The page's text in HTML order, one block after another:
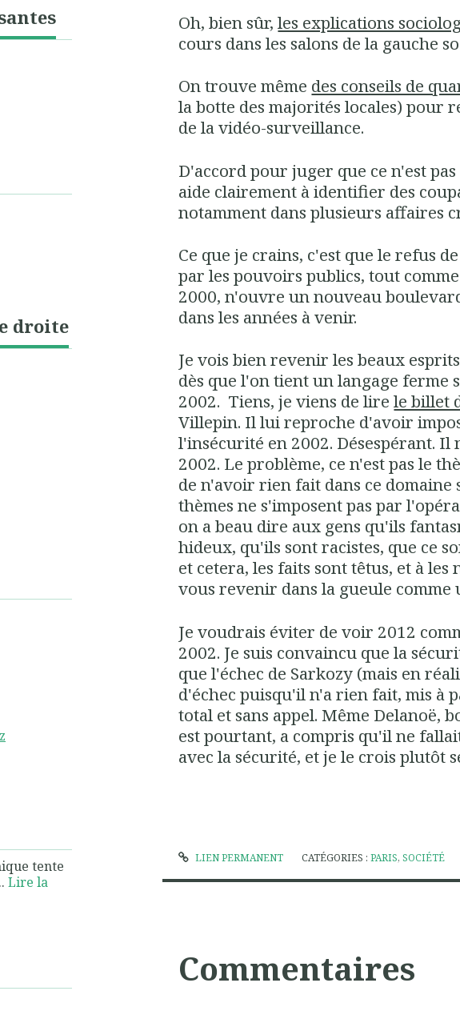
droite
tente
Lire la
Oh, bien sûr,les explications
cours dans les salons de la gauche
On trouve même des conseils de
la botte des majorités locales) pour
de la vidéo-surveillance.
D'accord pour juger que ce n'est
aide clairement à identifier des
notamment dans plusieurs affaires
Ce que je crains, c'est que le refus
par les pouvoirs publics, tout
2000, n'ouvre un nouveau
dans les années à venir.
Je vois bien revenir les beaux
dès que l'on tient un langage ferme
2002. Tiens, je viens de lirele billet
Villepin. Il lui reproche d'avoir
l'insécurité en 2002. Désespérant. Il
2002. Le problème, ce n'est pas le
de n'avoir rien fait dans ce domaine
thèmes ne s'imposent pas par
on a beau dire aux gens qu'ils
hideux, qu'ils sont racistes, que ce
et cetera, les faits sont têtus, et à
vous revenir dans la gueule comme
Je voudrais éviter de voir 2012
2002. Je suis convaincu que la
que l'échec de Sarkozy (mais en
d'échec puisqu'il n'a rien fait, mis à
total et sans appel. Même Delanoë,
est pourtant, a compris qu'il ne
avec la sécurité, et je le crois plutôt
LIEN PERMANENT CATÉGORIES : PARIS, SOCIÉTÉ
Commentaires